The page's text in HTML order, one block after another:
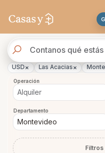
de
propiedades
USD× Las Acacias×
Operación
Departamento
Filtros